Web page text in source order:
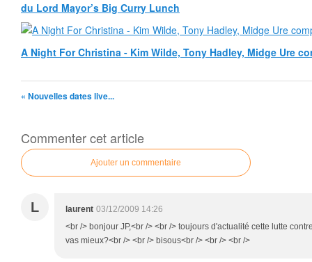
du Lord Mayor’s Big Curry Lunch
A Night For Christina - Kim Wilde, Tony Hadley, Midge Ure
« Nouvelles dates live...
Commenter cet article
Ajouter un commentaire
L laurent 03/12/2009 14:26
<br /> bonjour JP,<br /> <br /> toujours d'actualité cette lutte
vas mieux?<br /> <br /> bisous<br /> <br /> <br />